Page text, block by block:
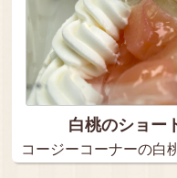
白桃のショー
コージーコーナーの白